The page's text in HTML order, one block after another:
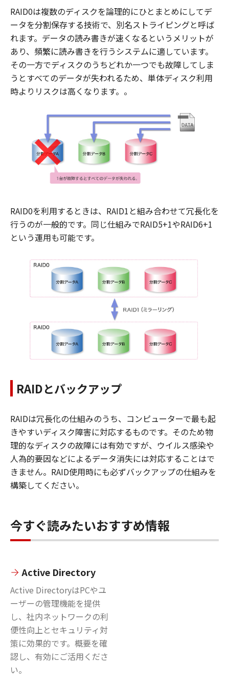
RAID0は複数のディスクを論理的にひとまとめにしてデ
ータを分割保存する技術で、別名ストライピングと呼ば
れます。データの読み書きが速くなるというメリットが
あり、頻繁に読み書きを行うシステムに適しています。
その一方でディスクのうちどれか一つでも故障してしま
うとすべてのデータが失われるため、単体ディスク利用
時よりリスクは高くなります。。
RAID0を利用するときは、RAID1と組み合わせて冗長化を
行うのが一般的です。同じ仕組みでRAID5+1やRAID6+1
という運用も可能です。
RAIDとバックアップ
RAIDは冗長化の仕組みのうち、コンピューターで最も起
きやすいディスク障害に対応するものです。そのため物
理的なディスクの故障には有効ですが、ウイルス感染や
人為的要因などによるデータ消失には対応することはで
きません。RAID使用時にも必ずバックアップの仕組みを
構築してください。
今すぐ読みたいおすすめ情報
Active Directory
Active DirectoryはPCやユ
ーザーの管理機能を提供
し、社内ネットワークの利
便性向上とセキュリティ対
策に効果的です。概要を確
認し、有効にご活用くださ
い。